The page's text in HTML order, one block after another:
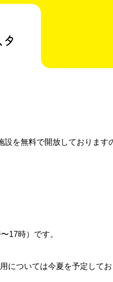
を無料で開放しております
17時）です。
については今夏を予定して